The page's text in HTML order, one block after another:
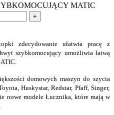
MATIC
zdecydowanie ułatwia pracę z
szybkomocujący umożliwia łatwą
domowych maszyn do szycia
Huskystar, Redstar, Pfaff, Singer,
nowe modele Łucznika, które mają w